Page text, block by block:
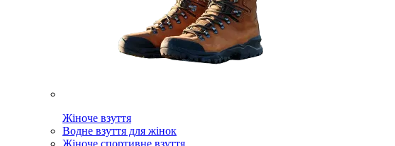
Жіноче взуття
Водне взуття для жінок
Жіноче спортивне взуття